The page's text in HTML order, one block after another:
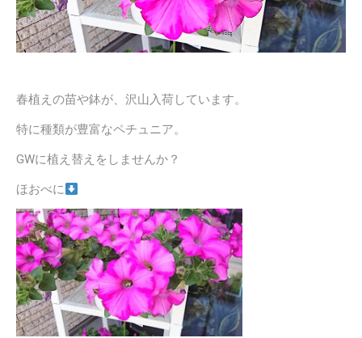
春植えの苗や鉢が、沢山入荷しています。
特に種類が豊富なペチュニア。
GWに植え替えをしませんか？
ほおべに